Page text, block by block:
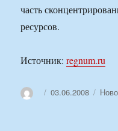
часть
ресурсов.
Источник:regnum.ru
АвторОпубликовано
03.06.2008